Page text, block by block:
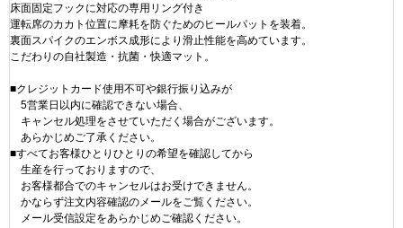
床面固定フックに対応の専用リング付き
運転席のカカト位置に摩耗を防ぐためのヒールパットを装着。
裏面スパイクのエンボス成形により滑止性能を高めています。
こだわりの自社製造・抗菌・快適マット。
■クレジットカード使用不可や銀行振り込みが
5営業日以内に確認できない場合、
キャンセル処理をさせていただく場合がございます。
あらかじめご了承ください。
■すべてお客様ひとりひとりの希望を確認してから
生産を行っておりますので、
お客様都合でのキャンセルはお受けできません。
かならず注文内容確認のメールをご覧ください。
メール受信設定をあらかじめご確認ください。